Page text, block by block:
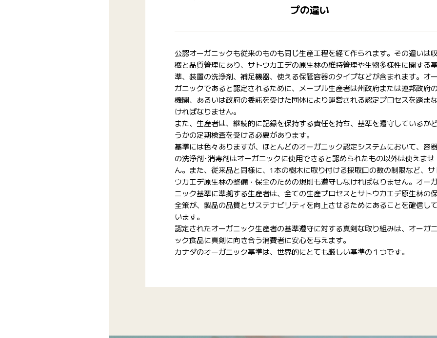
プの違い
公認オーガニックも従来のものも同じ生産工程を経て作られます。その違いは収
穫と品質管理にあり、サトウカエデの原生林の維持管理や生物多様性に関する
準、装置の洗浄剤、補足機器、使える保管容器のタイプなどが含まれます。オー
ガニックであると認定されるために、メープル生産者は州政府または連邦政府の
機関、あるいは政府の委託を受けた団体により運営される認定プロセスを踏ま
ければなりません。
また、生産者は、継続的に記録を保持する責任を持ち、基準を遵守しているかど
うかの定期検査を受ける必要があります。
基準には色々ありますが、ほとんどのオーガニック認定システムにおいて、容
の洗浄剤･消毒剤はオーガニックに使用できると認められたもの以外は使えませ
ん。また、従来品と同様に、1本の樹木に取り付ける採取口の数の制限など、サ
ウカエデ原生林の整備・保全のための規則も遵守しなければなりません。オー
ニック基準に準拠する生産者は、全ての生産プロセスとサトウカエデ原生林の保
全策が、製品の品質とサステナビリティを向上させるためにあることを確信して
います。
認定されたオーガニック生産者の基準遵守に対する真剣な取り組みは、オーガニ
ック食品に真剣に向き合う消費者に安心を与えます。
カナダのオーガニック基準は、世界的にとても厳しい基準の１つです。